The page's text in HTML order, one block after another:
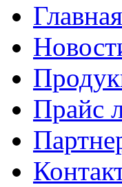
Главная
Прайс